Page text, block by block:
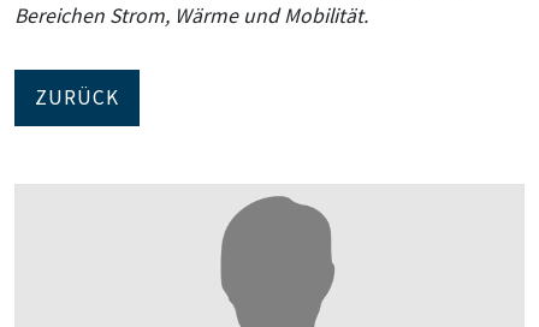
Bereichen Strom, Wärme und Mobilität.
ZURÜCK